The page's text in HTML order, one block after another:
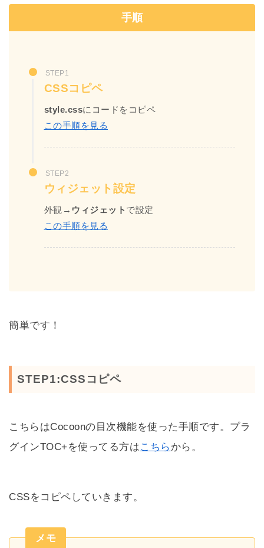
手順
STEP1
CSSコピペ
style.cssにコードをコピペ
この手順を見る
STEP2
ウィジェット設定
外観→ ウィジェット で設定
この手順を見る
簡単です！
STEP1:CSSコピペ
こちらはCocoonの目次機能を使った手順です。プラ
グインTOC+を使ってる方はこちら から。
CSSをコピペしていきます。
メモ